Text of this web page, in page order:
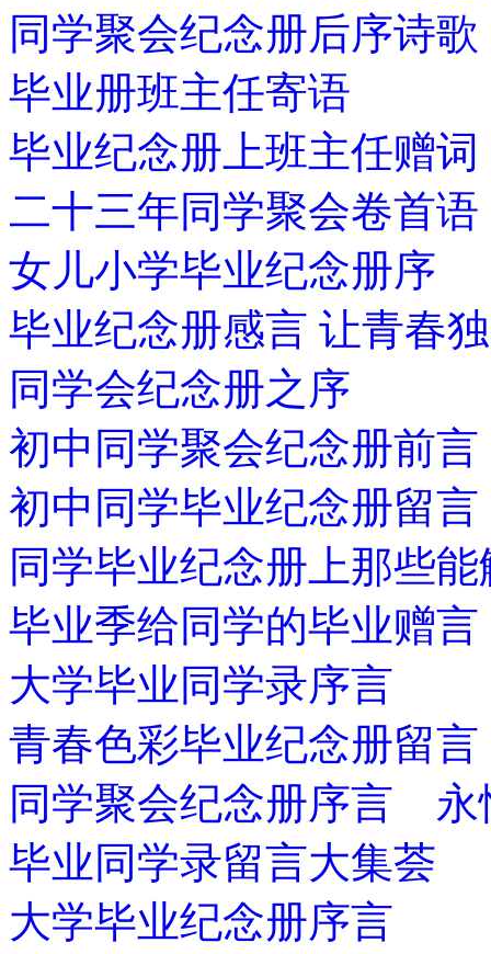
同学聚会纪念册后序诗歌
毕业册班主任寄语
毕业纪念册上班主任赠词
二十三年同学聚会卷首语
女儿小学毕业纪念册序
毕业纪念册感言 让青春
同学会纪念册之序
初中同学聚会纪念册前言
初中同学毕业纪念册留言
同学毕业纪念册上那些
毕业季给同学的毕业赠言
大学毕业同学录序言
青春色彩毕业纪念册留言
同学聚会纪念册序言 永
毕业同学录留言大集荟
大学毕业纪念册序言